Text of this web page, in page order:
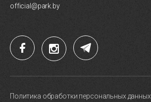
official@park.by
Политика обработки персональных данных